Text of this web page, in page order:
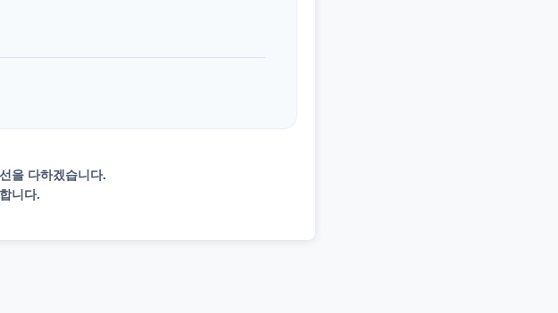
을 다하겠습니다.
니다.